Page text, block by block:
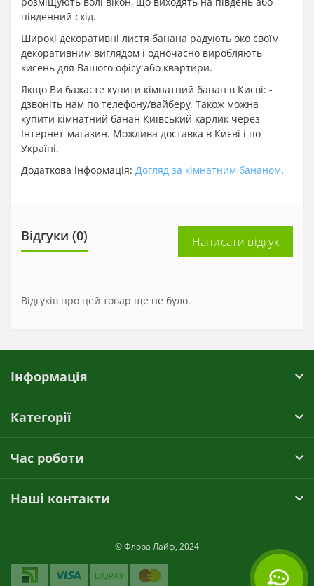
південний схід.
Широкі декоративні листя банана радують око своїм
декоративним виглядом і одночасно виробляють
кисень для Вашого офісу або квартири.
Якщо Ви бажаєте купити кімнатний банан в Києві: -
дзвоніть нам по телефону/вайберу. Також можна
купити кімнатний банан Київський карлик через
Інтернет-магазин. Можлива доставка в Києві і по
Україні.
Додаткова інформація: Догляд за кімнатним бананом.
Відгуки (0) Написати відгук
Відгуків про цей товар ще не було.
Інформація
Категорії
Час роботи
Наші контакти
© Флора Лайф, 2024